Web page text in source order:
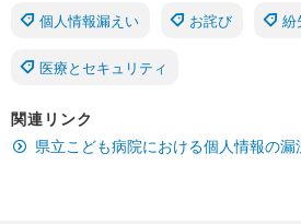
個人情報漏えい お詫び 紛
医療とセキュリティ
関連リンク
県立こども病院における個人情報の漏